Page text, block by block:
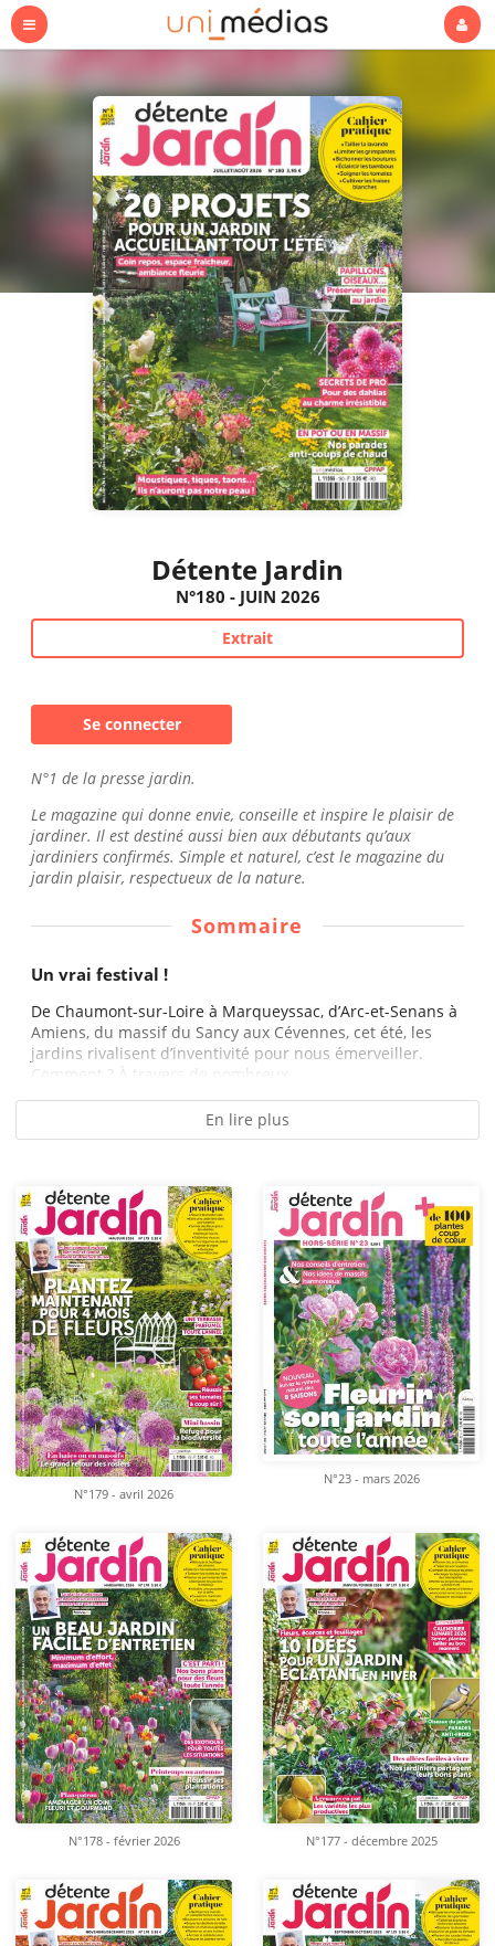
Détente Jardin
N°180 - JUIN 2026
Extrait
Se connecter
N°1 de la presse jardin.
Le magazine qui donne envie, conseille et inspire le plaisir de
jardiner. Il est destiné aussi bien aux débutants qu’aux
jardiniers confirmés. Simple et naturel, c’est le magazine du
jardin plaisir, respectueux de la nature.
Sommaire
Un vrai festival !
De Chaumont-sur-Loire à Marqueyssac, d’Arc-et-Senans à
Amiens, du massif du Sancy aux Cévennes, cet été, les
jardins rivalisent d’inventivité pour nous émerveiller.
Comment ? À travers de nombreux...
En lire plus
N°179 - avril 2026
N°23 - mars 2026
N°178 - février 2026 N°177 - décembre 2025